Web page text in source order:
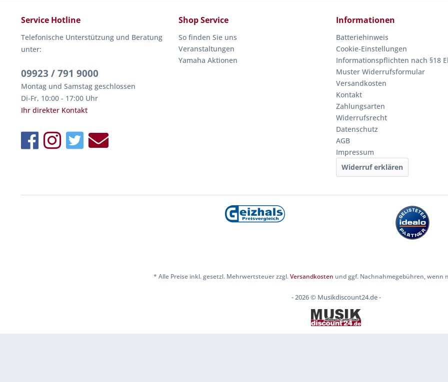
Service Hotline
Telefonische Unterstützung und Beratung
unter:
09923 / 791 9000
Montag und Samstag geschlossen
Di-Fr, 10:00 - 17:00 Uhr
Ihr direkter Kontakt
Shop Service
So finden Sie uns
Veranstaltungen
Yamaha Aktionen
Informationen
Batteriehinweis
Cookie-Einstellungen
Informationspflichten nach §18
Muster Widerrufsformular
Versandkosten
Kontakt
Zahlungsarten
Widerrufsrecht
Datenschutz
AGB
Impressum
Widerruf erklären
* Alle Preise inkl. gesetzl. Mehrwertsteuer zzgl.Versandkosten und ggf. Nachnahmegebühren, wenn
- 2026 © Musikdiscount24.de -